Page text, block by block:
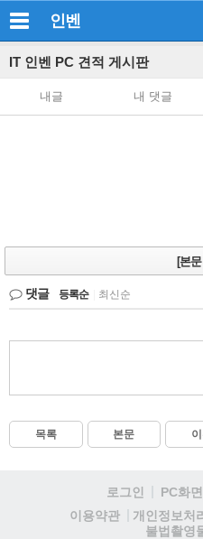
인벤
IT 인벤 PC 견적 게시판
내글 내 댓글
[본
댓글 등록순 최신순
목록 본문
로그인 PC화면
이용약관
개인정보처
불법촬영